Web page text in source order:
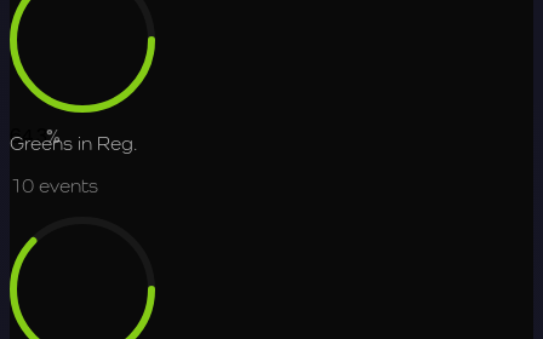
64.3%
Greens in Reg.
10 events